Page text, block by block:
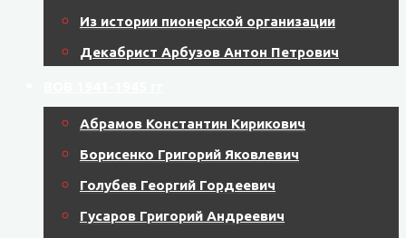
Из истории пионерской организации
Декабрист Арбузов Антон Петрович
Абрамов Константин Кирикович
Борисенко Григорий Яковлевич
Голубев Георгий Гордеевич
Гусаров Григорий Андреевич